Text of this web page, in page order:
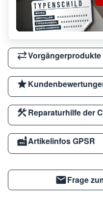
Vorgängerprodukte
Reparaturhilfe der
Artikelinfos GPSR
Frage